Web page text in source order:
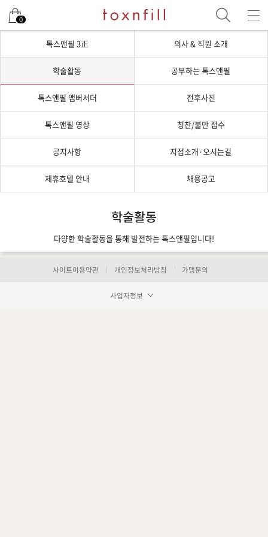
0
톡스앤필 3正 의사 & 직원 소개
학술활동 공부하는 톡스앤필
톡스앤필 앰버서더 전후사진
톡스앤필 영상 칭찬/불만 접수
공지사항 지점소개·오시는길
제휴호텔 안내 채용공고
학술활동
다양한 학술활동을 통해 발전하는 톡스앤필입니다!
사이트이용약관 개인정보처리방침 가맹문의
사업자정보